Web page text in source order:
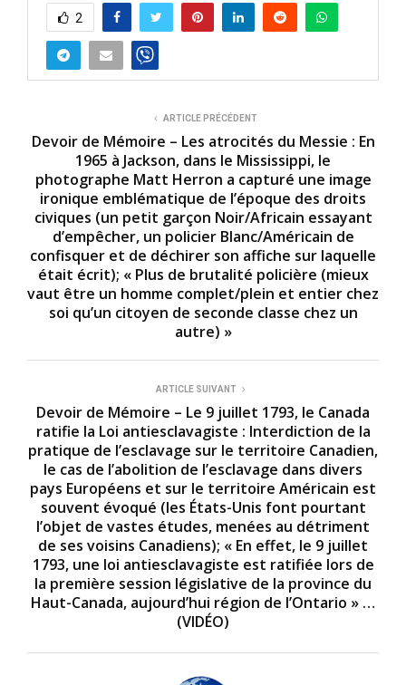
s
m
1
9
e
2
ARTICLE PRÉCÉDENT
Devoir de Mémoire – Les atrocités du Messie : En
1965 à Jackson, dans le Mississippi, le
photographe Matt Herron a capturé une image
ironique emblématique de l’époque des droits
civiques (un petit garçon Noir/Africain essayant
d’empêcher, un policier Blanc/Américain de
confisquer et de déchirer son affiche sur laquelle
était écrit); « Plus de brutalité policière (mieux
vaut être un homme complet/plein et entier chez
soi qu’un citoyen de seconde classe chez un
autre) »
ARTICLE SUIVANT
Devoir de Mémoire – Le 9 juillet 1793, le Canada
ratifie la Loi antiesclavagiste : Interdiction de la
pratique de l’esclavage sur le territoire Canadien,
le cas de l’abolition de l’esclavage dans divers
pays Européens et sur le territoire Américain est
souvent évoqué (les États-Unis font pourtant
l’objet de vastes études, menées au détriment
de ses voisins Canadiens); « En effet, le 9 juillet
1793, une loi antiesclavagiste est ratifiée lors de
la première session législative de la province du
Haut-Canada, aujourd’hui région de l’Ontario » …
(VIDÉO)